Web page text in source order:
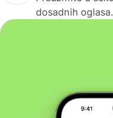
dosadnih oglasa.